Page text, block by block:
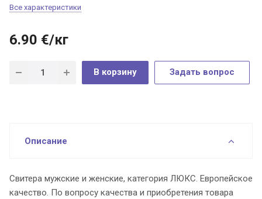
Все характеристики
6.90 €/кг
В корзину Задать вопрос
Описание
Свитера мужские и женские, категория ЛЮКС. Европейское
качество. По вопросу качества и приобретения товара